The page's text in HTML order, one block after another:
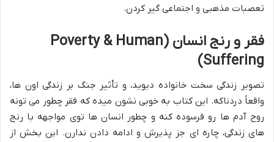
تعصبات مذهبی و اجتماعی گیر کردن.
فقر و رنج انسان (Poverty & Human
Suffering)
تصویر زندگی سخت خانواده دیوید، و تأثیر جنگ بر زندگی اون ها،
واقعاً دردناکه. این کتاب به خوبی نشون میده که فقر چطور می تونه
روح آدم ها رو فرسوده کنه و چطور انسان ها توی مواجهه با رنج
های زندگی، چاره ای جز پذیرش و ادامه دادن ندارن. این بخش از